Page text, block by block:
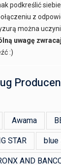
podkreślić
z
można
uwagę
:)
Awama
STAR blue
AND